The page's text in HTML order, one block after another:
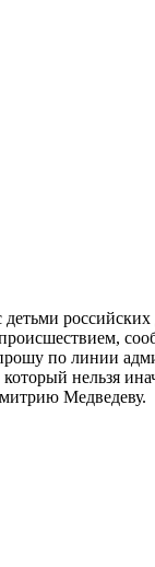
по линии
нельзя
Медведеву.